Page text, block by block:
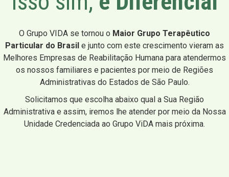
O Grupo VIDA se tornou o Maior Grupo Terapêutico
Particular do Brasil e junto com este crescimento vieram as
Melhores Empresas de Reabilitação Humana para atendermos
os nossos familiares e pacientes por meio de Regiões
Administrativas do Estados de São Paulo.
Solicitamos que escolha abaixo qual a Sua Região
Administrativa e assim, iremos lhe atender por meio da Nossa
Unidade Credenciada ao Grupo ViDA mais próxima.